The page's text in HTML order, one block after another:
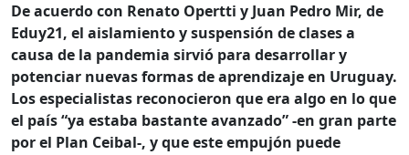
De acuerdo con Renato Opertti y Juan Pedro Mir, de
Eduy21, el aislamiento y suspensión de clases a
causa de la pandemia sirvió para desarrollar y
potenciar nuevas formas de aprendizaje en Uruguay.
Los especialistas reconocieron que era algo en lo que
el país “ya estaba bastante avanzado” -en gran parte
por el Plan Ceibal-, y que este empujón puede